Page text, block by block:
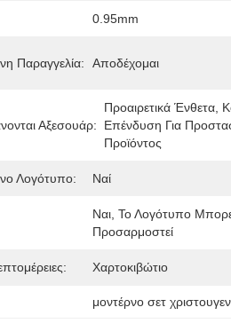
0.95mm
Παραγγελία: Αποδέχομαι
Αξεσουάρ:
Προαιρετικά Ένθετα,
Επένδυση Για
Προϊόντος
Λογότυπο: Ναί
Ναι, Το Λογότυπο
Προσαρμοστεί
Χαρτοκιβώτιο
μοντέρνο σετ